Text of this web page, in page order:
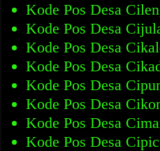
Kode Pos Desa
Kode Pos Desa
Kode Pos Desa
Kode Pos Desa
Kode Pos Desa
Kode Pos Desa
Kode Pos Desa
Kode Pos Desa